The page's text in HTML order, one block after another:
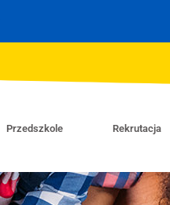
Przedszkole Rekrutacja